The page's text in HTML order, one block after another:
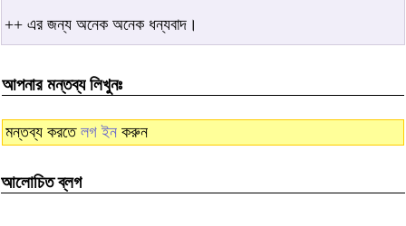
++ এর জন্য অনেক অনেক ধন্যবাদ।
আপনার মন্তব্য লিখুনঃ
মন্তব্য করতে লগ ইন করুন
আলোচিত ব্লগ